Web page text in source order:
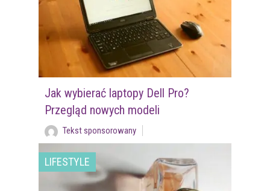
Jak wybierać laptopy Dell Pro?
Przegląd nowych modeli
Tekst sponsorowany
LIFESTYLE